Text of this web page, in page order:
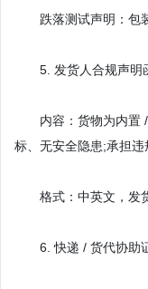
跌落测试声明：包装
5. 发货人合规声明
内容：货物为内置 /
标、无安全隐患;承担违
格式：中英文，发货
6. 快递 / 货代协助